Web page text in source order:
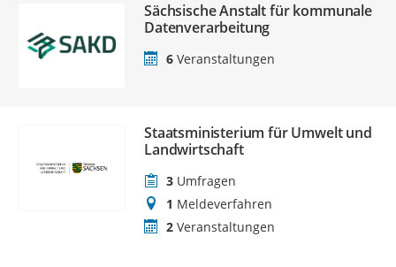
Sächsische Anstalt für kommunale
Datenverarbeitung
6 Veranstaltungen
Staatsministerium für Umwelt und
Landwirtschaft
3 Umfragen
1 Meldeverfahren
2 Veranstaltungen